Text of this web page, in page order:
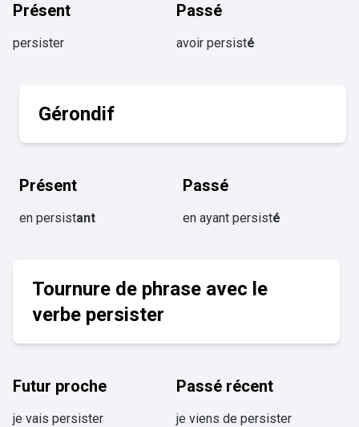
Présent
persister
Passé
avoir persisté
Gérondif
Présent
en persistant
Passé
en ayant persisté
Tournure de phrase avec le
verbe persister
Futur proche
je vais persister
Passé récent
je viens de persister